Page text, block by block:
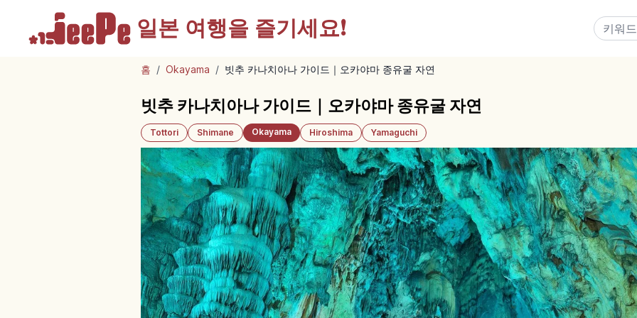
일본 여행을 즐기세요!
홈 / Okayama / 빗추 카나치아나 가이드｜오카야마 종유굴 자연
빗추 카나치아나 가이드｜오카야마 종유굴 자연
Tottori Shimane Okayama Hiroshima Yamaguchi